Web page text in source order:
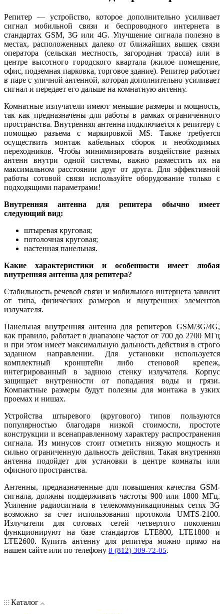
Репитер — устройство, которое дополнительно усиливает
сигнал мобильной связи и беспроводного интернета в
стандартах GSM, 3G или 4G. Улучшение сигнала полезно в
местах, расположенных далеко от ближайших вышек связи
оператора (сельская местность, загородная трасса) или в
центре высотного городского квартала (жилое помещение,
офис, подземная парковка, торговое здание). Репитер работает
в паре с уличной антенной, которая дополнительно усиливает
сигнал и передает его дальше на комнатную антенну.
Комнатные излучатели имеют меньшие размеры и мощность,
так как предназначены для работы в рамках ограниченного
пространства. Внутренняя антенна подключается к репитеру с
помощью разъема с маркировкой MS. Также требуется
осуществить монтаж кабельных сборок и необходимых
переходников. Чтобы минимизировать воздействие разных
антенн внутри одной системы, важно разместить их на
максимальном расстоянии друг от друга. Для эффективной
работы сотовой связи используйте оборудование только с
подходящими параметрами!
Внутренняя антенна для репитера обычно имеет
следующий вид:
штыревая круговая;
потолочная круговая;
настенная панельная.
Какие характеристики и особенности имеет любая
внутренняя антенна для репитера?
Стабильность речевой связи и мобильного интернета зависит
от типа, физических размеров и внутренних элементов
излучателя.
Панельная внутренняя антенна для репитеров GSM/3G/4G,
как правило, работает в диапазоне частот от 700 до 2700 МГц
и при этом имеет максимальную дальность действия в строго
заданном направлении. Для установки используется
комплектный кронштейн либо стеновой крепеж,
интегрированный в заднюю стенку излучателя. Корпус
защищает внутренности от попадания воды и грязи.
Компактные размеры будут полезны для монтажа в узких
проемах и нишах.
Устройства штыревого (кругового) типов пользуются
популярностью благодаря низкой стоимости, простоте
конструкции и всенаправленному характеру распространения
сигнала. Из минусов стоит отметить низкую мощность и
сильно ограниченную дальность действия. Такая внутренняя
антенна подойдет для установки в центре комнаты или
офисного пространства.
Антенны, предназначенные для повышения качества GSM-
сигнала, должны поддерживать частоты 900 или 1800 МГц.
Усиление радиосигнала в телекоммуникационных сетях 3G
возможно за счет использования протокола UMTS-2100.
Излучатели для сотовых сетей четвертого поколения
функционируют на базе стандартов LTE800, LTE1800 и
LTE2600. Купить антенну для репитера можно прямо на
нашем сайте или по телефону 8 (812) 309-72-05.
Каталог